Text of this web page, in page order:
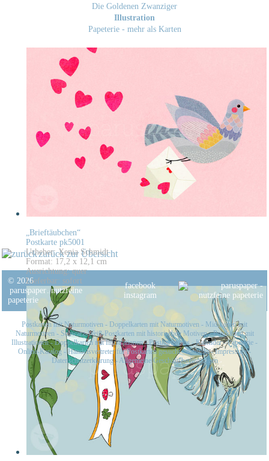
Die Goldenen Zwanziger
Illustration
Papeterie - mehr als Karten
„Brieftäubchen“
Postkarte pk5001
Urheber: Xenia Schmidt
Format: 17,2 x 12,1 cm
Ausrichtung: quer
Lieferbar: sofort
zurück zur Übersicht
© 2026
paruspaper. nutzfeine
papeterie
facebook
instagram
Postkarten mit Naturmotiven - Doppelkarten mit Naturmotiven - Midikarten mit
Naturmotiven - Schwarz-Weiß-Postkarten mit historischen Motiven-Postkarten mit
Illustrationen-Doppelkarten mit Illustrationen-Postkartensets-Kalender-Papeterie -
Online-Katalog -Handelsvertreter für Postkarten gesucht-Kontakt-Impressum-
Datenschutzerklärung- Allgemeine Geschäftsbedingungen